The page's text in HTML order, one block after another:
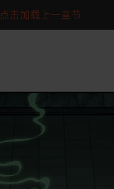
点击加载上一章节